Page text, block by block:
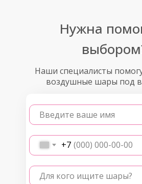
Наши специалисты
воздушные шары под
Введите ваше имя
+7
Для кого ищите шары?
Нужна